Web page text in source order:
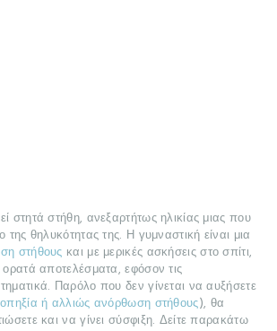
στητά στήθη, ανεξαρτήτως ηλικίας μιας που
της θηλυκότητας της. Η γυμναστική είναι μια
στήθους και με μερικές ασκήσεις στο σπίτι,
ορατά αποτελέσματα, εφόσον τις
Παρόλο που δεν γίνεται να αυξήσετε
ή αλλιώς ανόρθωση στήθους ), θα
και να γίνει σύσφιξη. Δείτε παρακάτω